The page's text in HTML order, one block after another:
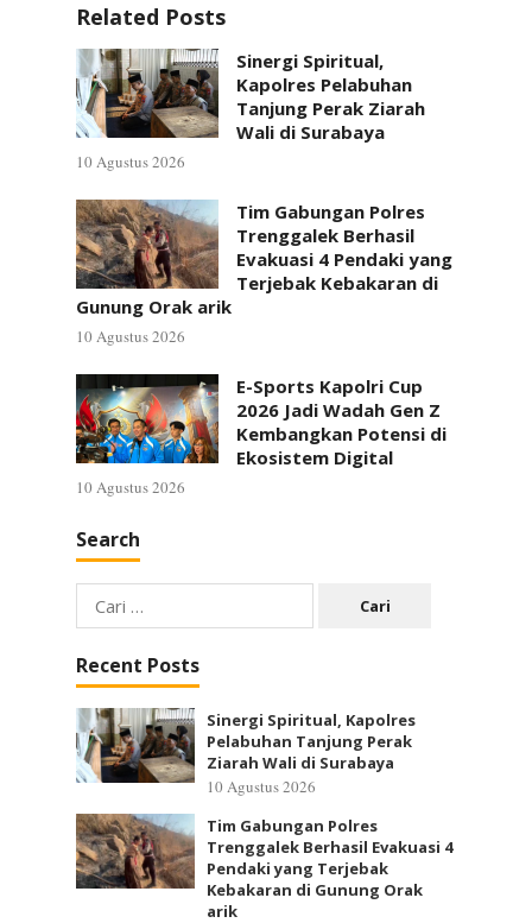
Related Posts
Sinergi Spiritual,
Kapolres Pelabuhan
Tanjung Perak Ziarah
Wali di Surabaya
10 Agustus 2026
Tim Gabungan Polres
Trenggalek Berhasil
Evakuasi 4 Pendaki yang
Terjebak Kebakaran di
Gunung Orak arik
10 Agustus 2026
E-Sports Kapolri Cup
2026 Jadi Wadah Gen Z
Kembangkan Potensi di
Ekosistem Digital
10 Agustus 2026
Search
Cari
untuk:
Recent Posts
Sinergi Spiritual, Kapolres
Pelabuhan Tanjung Perak
Ziarah Wali di Surabaya
10 Agustus 2026
Tim Gabungan Polres
Trenggalek Berhasil Evakuasi 4
Pendaki yang Terjebak
Kebakaran di Gunung Orak
arik